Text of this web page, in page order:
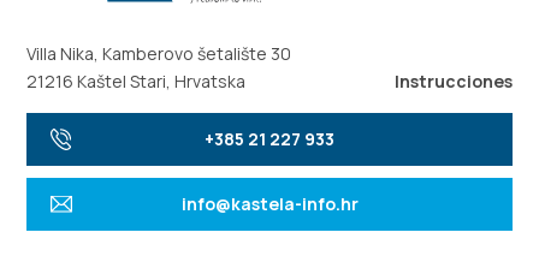
Villa Nika, Kamberovo šetalište 30
21216 Kaštel Stari, Hrvatska
Instrucciones
+385 21 227 933
info@kastela-info.hr